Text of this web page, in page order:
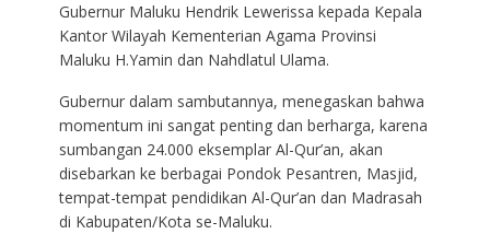
Gubernur Maluku Hendrik Lewerissa kepada Kepala
Kantor Wilayah Kementerian Agama Provinsi
Maluku H.Yamin dan Nahdlatul Ulama.
Gubernur dalam sambutannya, menegaskan bahwa
momentum ini sangat penting dan berharga, karena
sumbangan 24.000 eksemplar Al-Qur’an, akan
disebarkan ke berbagai Pondok Pesantren, Masjid,
tempat-tempat pendidikan Al-Qur’an dan Madrasah
di Kabupaten/Kota se-Maluku.